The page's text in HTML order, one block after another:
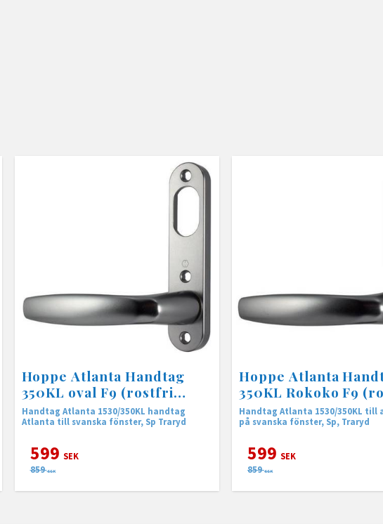
Hoppe Atlanta Handtag
350KL oval F9 (rostfri
nyans)
Handtag Atlanta 1530/350KL handtag
Atlanta till svanska fönster, Sp Traryd
599 SEK
859 SEK
Hoppe Atlanta
350KL Rokoko F9
nyans)
Handtag Atlanta 1530/350KL till
på svanska fönster, Sp, Traryd
599 SEK
859 SEK